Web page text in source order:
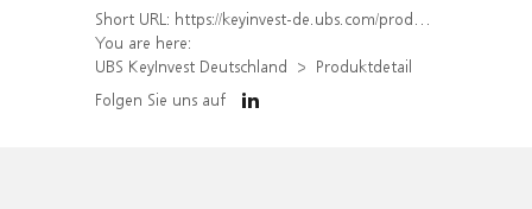
Short URL: https://keyinvest-de.ubs.com/produkt/detail/index/isin/DE000WA4VAU7
You are here:
UBS KeyInvest Deutschland
Produktdetail
Folgen Sie uns auf